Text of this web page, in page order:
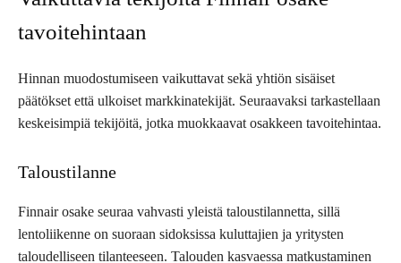
tavoitehintaan
Hinnan muodostumiseen vaikuttavat sekä yhtiön sisäiset
päätökset että ulkoiset markkinatekijät. Seuraavaksi tarkastellaan
keskeisimpiä tekijöitä, jotka muokkaavat osakkeen tavoitehintaa.
Taloustilanne
Finnair osake seuraa vahvasti yleistä taloustilannetta, sillä
lentoliikenne on suoraan sidoksissa kuluttajien ja yritysten
taloudelliseen tilanteeseen. Talouden kasvaessa matkustaminen